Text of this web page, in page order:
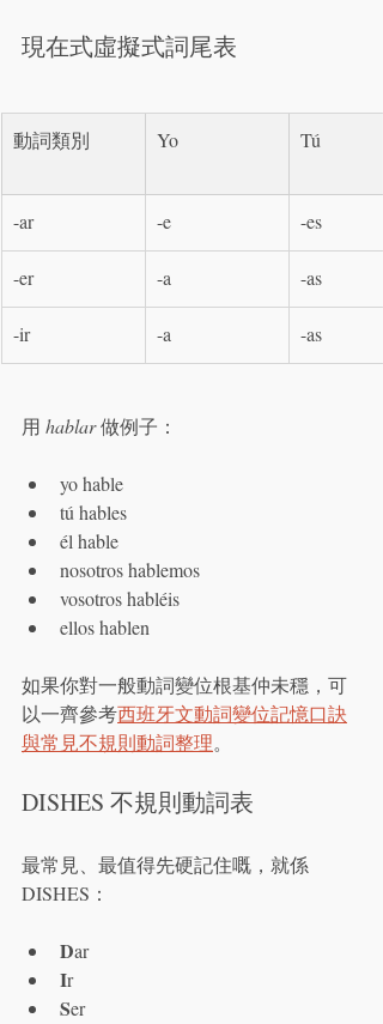
現在式虛擬式詞尾表
動詞類別 Yo Tú
-ar -e -es
-er -a -as
-ir -a -as
用 hablar 做例子：
yo hable
tú hables
él hable
nosotros hablemos
vosotros habléis
ellos hablen
如果你對一般動詞變位根基仲未穩，可
以一齊參考西班牙文動詞變位記憶口訣
與常見不規則動詞整理。
DISHES 不規則動詞表
最常見、最值得先硬記住嘅，就係
DISHES：
Dar
Ir
Ser